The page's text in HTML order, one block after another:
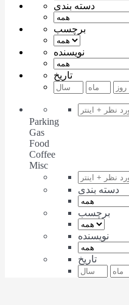
دسته بندی
برچسب
نویسنده
تاریخ
Parking
Gas
Food
Coffee
Misc
دسته بندی
برچسب
نویسنده
تاریخ